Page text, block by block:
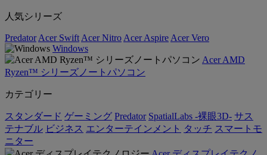
人気シリーズ
Predator Acer Swift Acer Nitro Acer Aspire Acer Vero
Windows
Acer AMD
Ryzen™ シリーズノートパソコン
カテゴリー
スタンダード ゲーミング Predator SpatialLabs -裸眼3D- サス
テナブル ビジネス エンターテインメント タッチ スマートモ
ニター